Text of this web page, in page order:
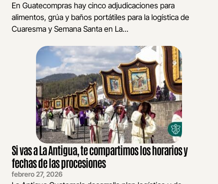
En Guatecompras hay cinco adjudicaciones para
alimentos, grúa y baños portátiles para la logística de
Cuaresma y Semana Santa en La...
Si vas a La Antigua, te compartimos los horarios y
fechas de las procesiones
febrero 27, 2026